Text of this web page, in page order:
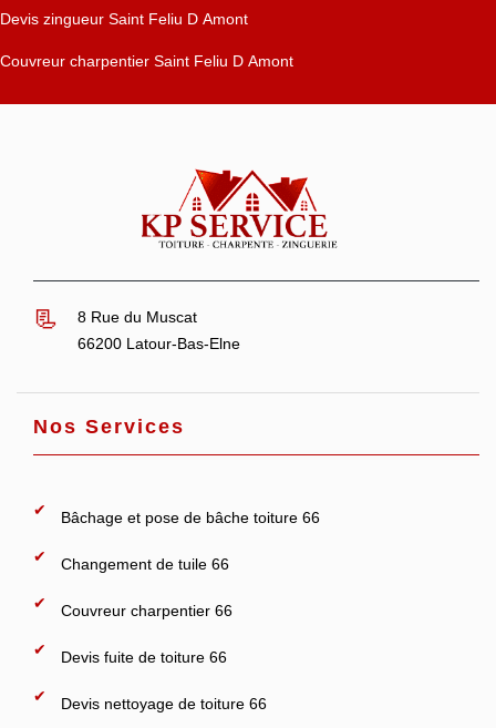
Devis zingueur Saint Feliu D Amont
Couvreur charpentier Saint Feliu D Amont
8 Rue du Muscat
66200 Latour-Bas-Elne
Nos Services
Bâchage et pose de bâche toiture 66
Changement de tuile 66
Couvreur charpentier 66
Devis fuite de toiture 66
Devis nettoyage de toiture 66